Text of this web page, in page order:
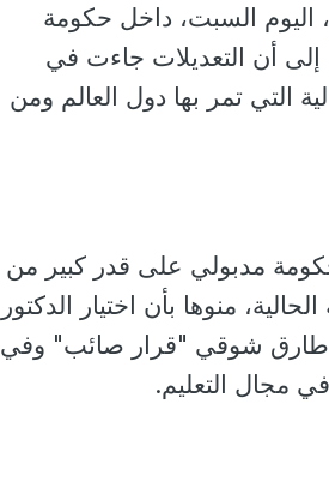
اليوم السبت، داخل حكومة
أن التعديلات جاءت في
التي تمر بها دول العالم ومن
مدبولي على قدر كبير من
منوها بأن اختيار الدكتور
طارق شوقي "قرار صائب" وفي
مجال التعليم.